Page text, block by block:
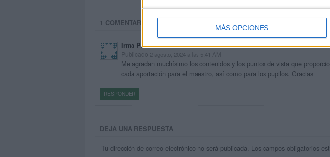
MÁS OPCIONES
1 COMENTARIO
Irma Pacheco Sánchez
Publicado 2 agosto, 2024 a las 5:41 AM
Me agradan muchísimo los contenidos y los puntos de vista que
cada aportación para el maestro, así como para los pupilos. Gracias
RESPONDER
DEJA UNA RESPUESTA
Tu dirección de correo electrónico no será publicada. Los campos obligatorios